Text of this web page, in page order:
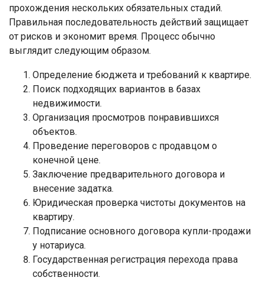
прохождения нескольких обязательных стадий.
Правильная последовательность действий защищает
от рисков и экономит время. Процесс обычно
выглядит следующим образом.
Определение бюджета и требований к квартире.
Поиск подходящих вариантов в базах
недвижимости.
Организация просмотров понравившихся
объектов.
Проведение переговоров с продавцом о
конечной цене.
Заключение предварительного договора и
внесение задатка.
Юридическая проверка чистоты документов на
квартиру.
Подписание основного договора купли-продажи
у нотариуса.
Государственная регистрация перехода права
собственности.